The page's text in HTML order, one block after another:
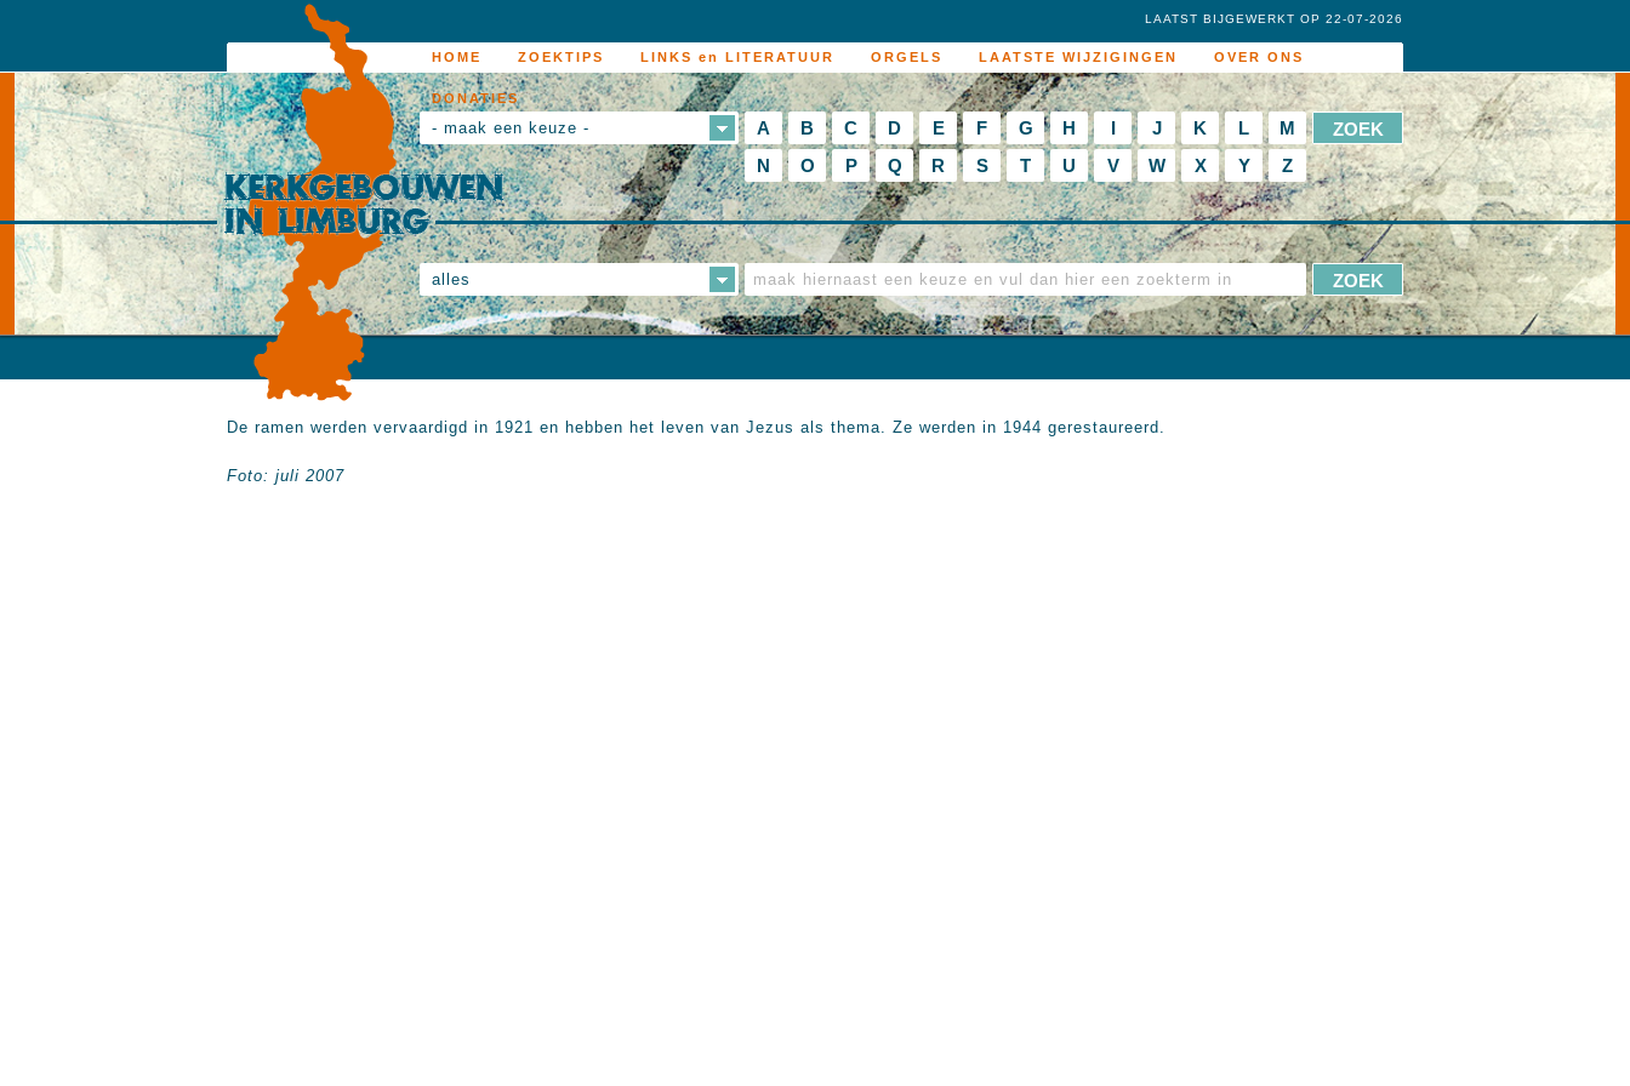
HOME ZOEKTIPS LINKS en LITERATUUR ORGELS LAATSTE WIJZIGINGEN OVER ONS
DONATIES
LAATST BIJGEWERKT OP 22-07-2026
- maak een keuze - A B C D E F G H I J K L
M
N
O P Q R S T U V W X Y Z
alles
De ramen werden vervaardigd in 1921 en hebben het leven van Jezus als thema. Ze werden in 1944 gerestaureerd.
Foto: juli 2007